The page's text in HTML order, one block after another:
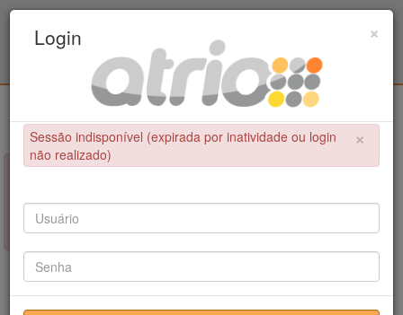
Educação Física / UPE - UFPB
×
NÃO FOI POSSÍVEL CONCLUIR A OPERAÇÃO
Sessão indisponível (expirada por inatividade ou login não
realizado)
×
Login
×
Sessão indisponível (expirada por inatividade ou login
não realizado)